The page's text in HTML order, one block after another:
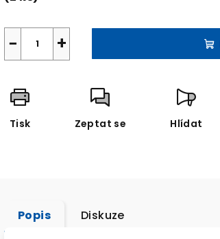
+
−
Tisk Zeptat se Hlídat
Popis Diskuze